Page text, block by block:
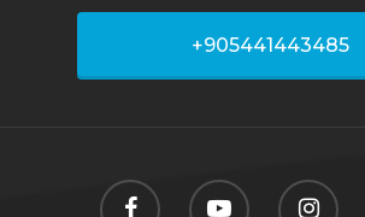
+905441443485